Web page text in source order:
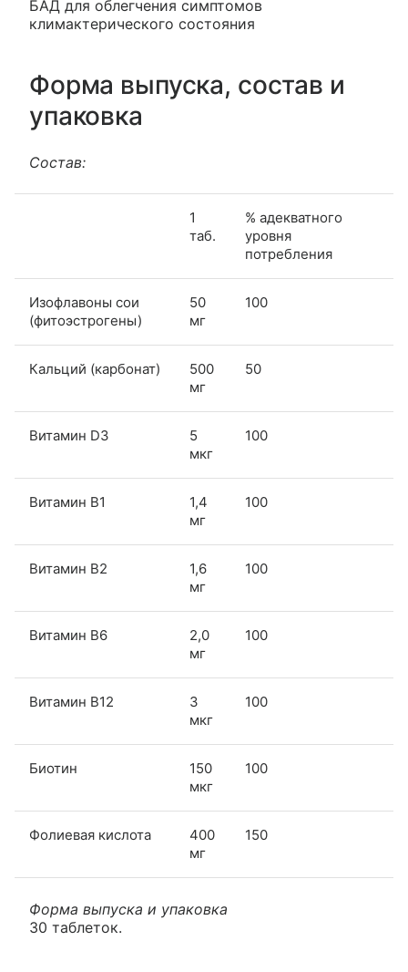
БАД для облегчения симптомов
климактерического состояния
Форма выпуска, состав и
упаковка
Состав:
1
таб.
% адекватного
уровня
потребления
Изофлавоны сои
(фитоэстрогены)
50
мг
100
Кальций (карбонат)
500
мг
50
Витамин D3
5
мкг
100
Витамин B1
1,4
мг
100
Витамин B2
1,6
мг
100
Витамин B6
2,0
мг
100
Витамин B12
3
мкг
100
Биотин
150
мкг
100
Фолиевая кислота
400
мг
150
Форма выпуска и упаковка
30 таблеток.